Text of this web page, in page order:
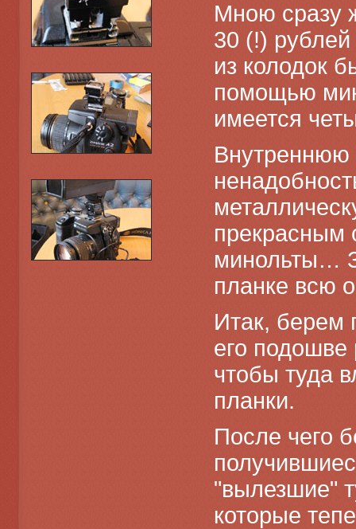
Мною сразу
30 (!)
из колодок
помощью
имеется
Внутреннюю
прекрасным
минольты…
планке всю
Итак, берем
его подошве
чтобы туда
планки.
После чего
"вылезшие"
которые